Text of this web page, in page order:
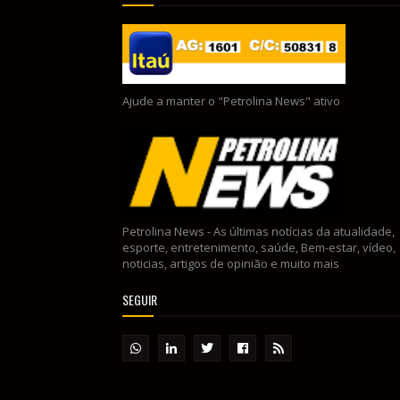
Ajude a manter o "Petrolina News" ativo
Petrolina News - As últimas notícias da atualidade,
esporte, entretenimento, saúde, Bem-estar, vídeo,
noticias, artigos de opinião e muito mais
SEGUIR